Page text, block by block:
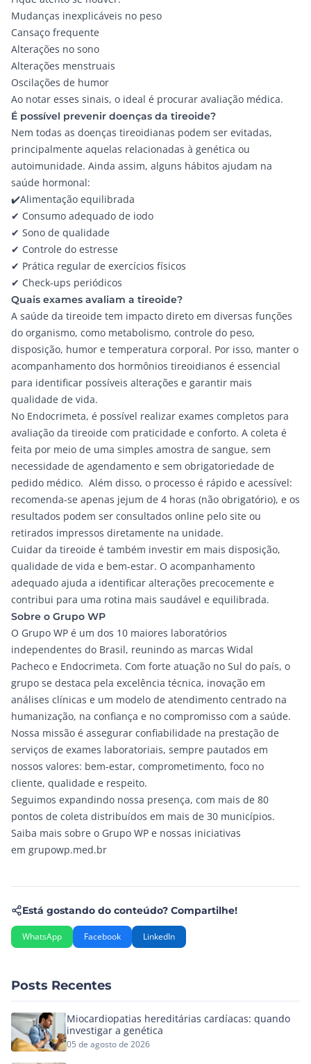
Mudanças inexplicáveis no peso
Cansaço frequente
Alterações no sono
Alterações menstruais
Oscilações de humor
Ao notar esses sinais, o ideal é procurar avaliação médica.
É possível prevenir doenças da tireoide?
Nem todas as doenças tireoidianas podem ser evitadas,
principalmente aquelas relacionadas à genética ou
autoimunidade. Ainda assim, alguns hábitos ajudam na
saúde hormonal:
✔️Alimentação equilibrada
✔ Consumo adequado de iodo
✔ Sono de qualidade
✔ Controle do estresse
✔ Prática regular de exercícios físicos
✔ Check-ups periódicos
Quais exames avaliam a tireoide?
A saúde da tireoide tem impacto direto em diversas funções
do organismo, como metabolismo, controle do peso,
disposição, humor e temperatura corporal. Por isso, manter o
acompanhamento dos hormônios tireoidianos é essencial
para identificar possíveis alterações e garantir mais
qualidade de vida.
No Endocrimeta, é possível realizar exames completos para
avaliação da tireoide com praticidade e conforto. A coleta é
feita por meio de uma simples amostra de sangue, sem
necessidade de agendamento e sem obrigatoriedade de
pedido médico. Além disso, o processo é rápido e acessível:
recomenda-se apenas jejum de 4 horas (não obrigatório), e os
resultados podem ser consultados online pelo site ou
retirados impressos diretamente na unidade.
Cuidar da tireoide é também investir em mais disposição,
qualidade de vida e bem-estar. O acompanhamento
adequado ajuda a identificar alterações precocemente e
contribui para uma rotina mais saudável e equilibrada.
Sobre o Grupo WP
O Grupo WP é um dos 10 maiores laboratórios
independentes do Brasil, reunindo as marcas Widal
Pacheco e Endocrimeta. Com forte atuação no Sul do país, o
grupo se destaca pela excelência técnica, inovação em
análises clínicas e um modelo de atendimento centrado na
humanização, na confiança e no compromisso com a saúde.
Nossa missão é assegurar confiabilidade na prestação de
serviços de exames laboratoriais, sempre pautados em
nossos valores: bem-estar, comprometimento, foco no
cliente, qualidade e respeito.
Seguimos expandindo nossa presença, com mais de 80
pontos de coleta distribuídos em mais de 30 municípios.
Saiba mais sobre o Grupo WP e nossas iniciativas
em grupowp.med.br
Está gostando do conteúdo? Compartilhe!
WhatsApp Facebook LinkedIn
Posts Recentes
Miocardiopatias hereditárias cardíacas: quando
investigar a genética
05 de agosto de 2026